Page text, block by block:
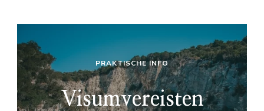
PRAKTISCHE INFO
Visumvereisten